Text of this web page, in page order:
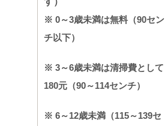
※ 0～3歳未満は無料（90セン
チ以下）
※ 3～6歳未満は清掃費として
180元（90～114センチ）
※ 6～12歳未満（115～139セ